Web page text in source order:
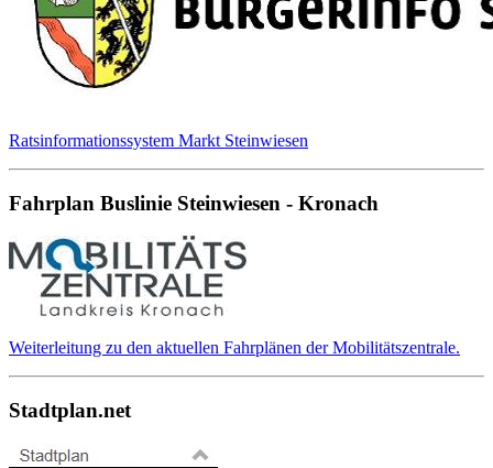
Ratsinformationssystem Markt Steinwiesen
Fahrplan Buslinie Steinwiesen - Kronach
Weiterleitung zu den aktuellen Fahrplänen der Mobilitätszentrale.
Stadtplan.net